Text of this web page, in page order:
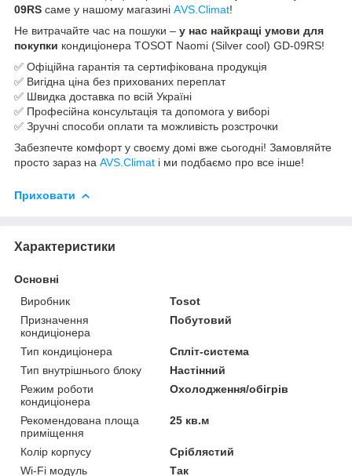
09RS саме у нашому магазині АVS.Climat!
Не витрачайте час на пошуки – у нас найкращі умови для
покупки кондиціонера TOSOT Naomi (Silver cool) GD-09RS!
✅ Офіційна гарантія та сертифікована продукція
✅ Вигідна ціна без прихованих переплат
✅ Швидка доставка по всій Україні
✅ Професійна консультація та допомога у виборі
✅ Зручні способи оплати та можливість розстрочки
Забезпечте комфорт у своєму домі вже сьогодні! Замовляйте
просто зараз на AVS.Climat і ми подбаємо про все інше!
Приховати
Характеристики
Основні
Виробник
Tosot
Призначення
кондиціонера
Побутовий
Тип кондиціонера
Спліт-система
Тип внутрішнього блоку
Настінний
Режим роботи
кондиціонера
Охолодження/обігрів
Рекомендована площа
приміщення
25 кв.м
Колір корпусу
Сріблястий
Wi-Fi модуль
Так